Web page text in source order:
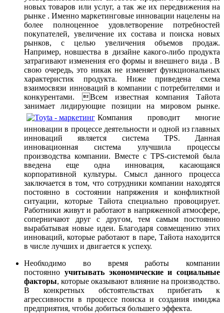
новых товаров или услуг, а так же их передвижения на
рынке . Именно маркетинговые инновации нацелены на
более полноценное удовлетворение потребностей
покупателей, увеличение их состава и поиска новых
рынков, с целью увеличения объемов продаж.
Например, новшества в дизайне какого-либо продукта
затрагивают изменения его формы и внешнего вида . В
свою очередь, это никак не изменяет функциональных
характеристик продукта. Ниже приведена схема
взаимосвязи инноваций в компании с потребителями и
конкурентами. Всем известная компания Тайота
занимает лидирующие позиции на мировом рынке.
Компания проводит многие
инновации в процессе деятельности и одной из главных
инноваций является система TPS. Данная
инновационная система улучшила процессы
производства компании. Вместе с TPS-системой была
введена еще одна инновация, касающаяся
корпоративной культуры. Смысл данного процесса
заключается в том, что сотрудники компании находятся
постоянно в состоянии напряжения и конфликтной
ситуации, которые Тайота специально провоцирует.
Работники живут и работают в напряженной атмосфере,
соперничают друг с другом, тем самым постоянно
вырабатывая новые идеи. Благодаря совмещению этих
инноваций, которые работают в паре, Тайота находится
в числе лучших и двигается к успеху.
Необходимо во время работы компании
постоянно учитывать экономические и социальные
факторы, которые оказывают влияние на производство.
В конкретных обстоятельствах прибегать к
агрессивности в процессе поиска и создания имиджа
предприятия, чтобы добиться большего эффекта.